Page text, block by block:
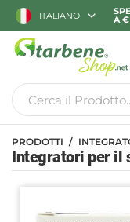
ITALIANO A
PRODOTTI
Integratori per il